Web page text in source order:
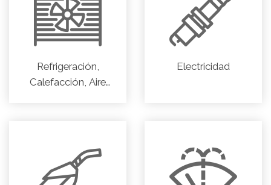
Refrigeración,
Calefacción, Aire
Electricidad